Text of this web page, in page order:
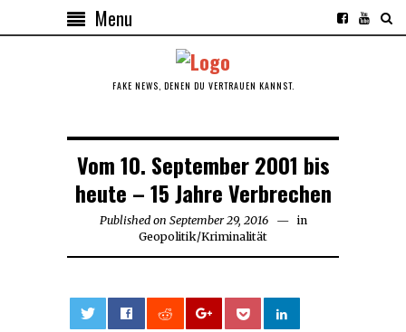
Menu
FAKE NEWS, DENEN DU VERTRAUEN KANNST.
Vom 10. September 2001 bis
heute – 15 Jahre Verbrechen
Published on September 29, 2016May in
Geopolitik/Kriminalität